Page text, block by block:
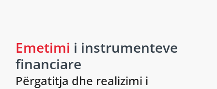
Emetimi i instrumenteve
financiare
Përgatitja dhe realizimi i